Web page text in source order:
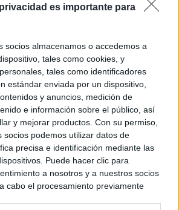
es importante para
socios almacenamos o accedemos a
tales como cookies, y
tales como identificadores
estándar enviada por un dispositivo,
y anuncios, medición de
e información sobre el público, así
y mejorar productos. Con su permiso,
socios podemos utilizar datos de
precisa e identificación mediante las
Puede hacer clic para
a nosotros y a nuestros socios
cabo el procesamiento previamente